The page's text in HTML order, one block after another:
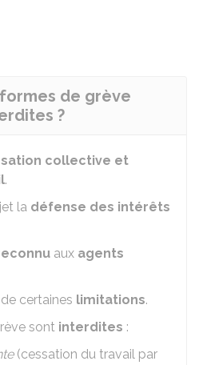
de grève
?
collective et
.
la défense des intérêts
aux agents
certaines limitations.
sont interdites :
(cessation du travail par